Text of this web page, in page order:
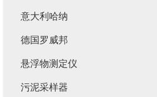
意大利哈纳
德国罗威邦
悬浮物测定仪
污泥采样器